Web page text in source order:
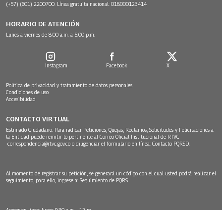
(+57) (601) 2200700. Línea gratuita nacional: 018000123414
HORARIO DE ATENCIÓN
Lunes a viernes de 8:00 a.m. a 5:00 p.m.
Instagram Facebook X
Política de privacidad y tratamiento de datos personales
Condiciones de uso
Accesibilidad
CONTACTO VIRTUAL
Estimado Ciudadano: Para radicar Peticiones, Quejas, Reclamos, Solicitudes y Felicitaciones a
la Entidad puede remitir lo pertinente al Correo Oficial Institucional de RTVC
correspondencia@rtvc.gov.co o diligenciar el formulario en línea: Contacto PQRSD.
Al momento de registrar su petición, se generará un código con el cual usted podrá realizar el
seguimiento, para ello, ingrese a: Seguimiento de PQRS